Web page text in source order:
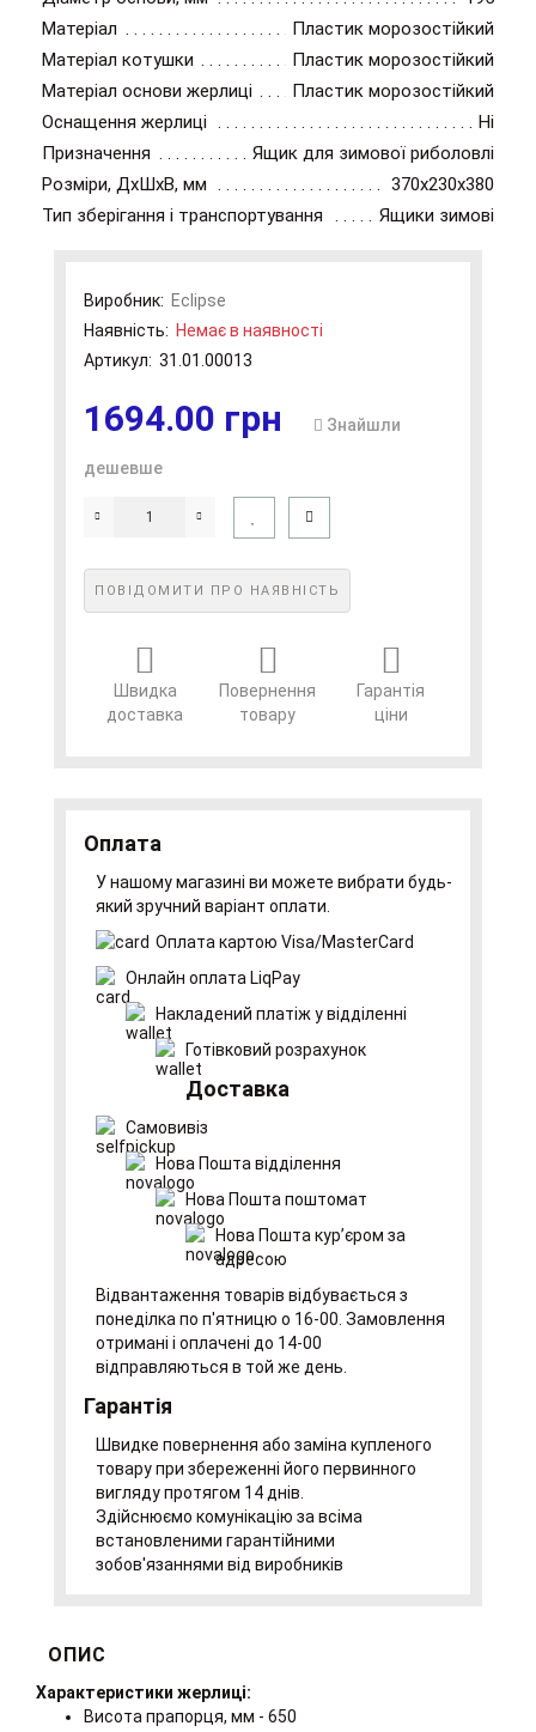
Матеріал
Пластик морозостійкий
Матеріал котушки
Пластик морозостійкий
Матеріал основи жерлиці
Пластик морозостійкий
Оснащення жерлиці
Ні
Призначення
Ящик для зимової риболовлі
Розміри, ДхШхВ, мм
370x230x380
Тип зберігання і транспортування
Ящики зимові
Виробник: Eclipse
Наявність: Немає в наявності
Артикул: 31.01.00013
1694.00 грн Знайшли
дешевше
ПОВІДОМИТИ ПРО НАЯВНІСТЬ
Швидка
доставка
Повернення
товару
Гарантія
ціни
Оплата
У нашому магазині ви можете вибрати будь-
який зручний варіант оплати.
Оплата картою Visa/MasterCard
Онлайн оплата LiqPay
Накладений платіж у відділенні
Готівковий розрахунок
Доставка
Самовивіз
Нова Пошта відділення
Нова Пошта поштомат
Нова Пошта курʼєром за
адресою
Відвантаження товарів відбувається з
понеділка по п'ятницю о 16-00. Замовлення
отримані і оплачені до 14-00
відправляються в той же день.
Гарантія
Швидке повернення або заміна купленого
товару при збереженні його первинного
вигляду протягом 14 днів.
Здійснюємо комунікацію за всіма
встановленими гарантійними
зобов'язаннями від виробників
ОПИС
Характеристики жерлиці:
Висота прапорця, мм - 650